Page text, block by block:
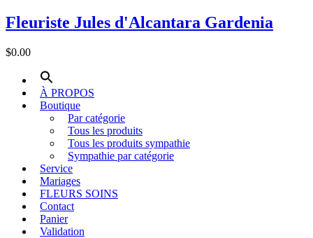
Fleuriste Jules d'Alcantara Gardenia
$0.00
À PROPOS
Boutique
Par catégorie
Tous les produits
Tous les produits sympathie
Sympathie par catégorie
Service
Mariages
FLEURS SOINS
Contact
Panier
Validation